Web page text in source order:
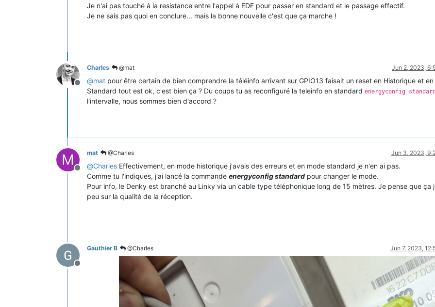
Je n'ai pas touché à la resistance entre l'appel à EDF pour passer en standard et le passage effectif.
Je ne sais pas quoi en conclure... mais la bonne nouvelle c'est que ça marche !
Offline
Charles @mat Jun 2, 2023,
@mat pour être certain de bien comprendre la téléinfo arrivant sur GPIO13 faisait un reset en Historique et en
Standard tout est ok, c'est bien ça ? Du coups tu as reconfiguré la teleinfo en standard energyconfig standard
l'intervalle, nous sommes bien d'accord ?
M
Offline
mat @Charles Jun 3, 2023,
@Charles Effectivement, en mode historique j'avais des erreurs et en mode standard je n'en ai pas.
Comme tu l'indiques, j'ai lancé la commande energyconfig standard pour changer le mode.
Pour info, le Denky est branché au Linky via un cable type téléphonique long de 15 mètres. Je pense que ça
peu sur la qualité de la réception.
Offline
Gauthier B @Charles Jun 7, 2023,